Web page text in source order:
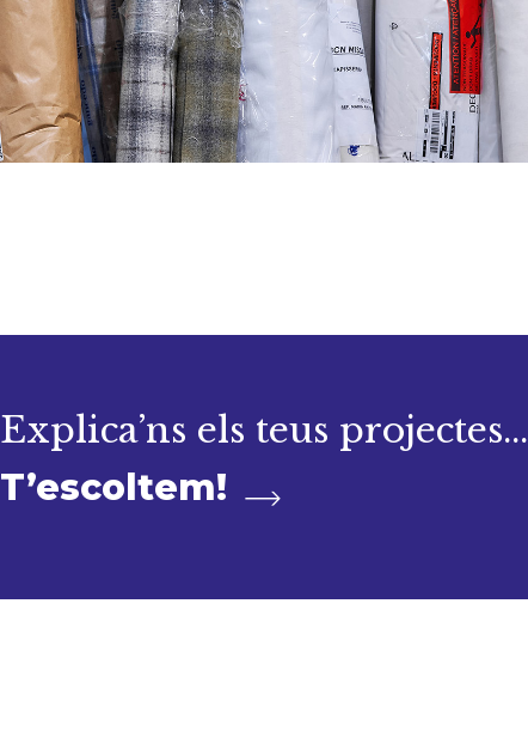
Explica’ns els teus projectes...
T’escoltem!